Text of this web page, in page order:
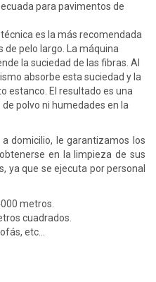
para pavimentos de
es la más recomendada
pelo largo. La máquina
la suciedad de las fibras. Al
absorbe esta suciedad y la
estanco. El resultado es una
polvo ni humedades en la
domicilio, le garantizamos los
en la limpieza de sus
ya que se ejecuta por personal
metros.
cuadrados.
etc…